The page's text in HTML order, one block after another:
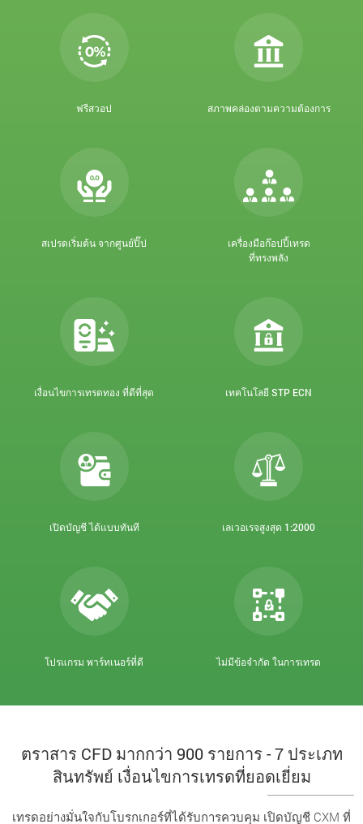
ฟรีสวอป สภาพคล่องตามความต้องการ
สเปรดเริ่มต้น จากศูนย์ปิ๊ป
เครื่องมือก๊อปปี้เทรด
ที่ทรงพลัง
เงื่อนไขการเทรดทอง ที่ดีที่สุด เทคโนโลยี STP ECN
เปิดบัญชี ได้แบบทันที เลเวอเรจสูงสุด 1:2000
โปรแกรม พาร์ทเนอร์ที่ดี ไม่มีข้อจำกัด ในการเทรด
ตราสาร CFD มากกว่า 900 รายการ - 7 ประเภท
สินทรัพย์ เงื่อนไขการเทรดที่ยอดเยี่ยม
เทรดอย่างมั่นใจกับโบรกเกอร์ที่ได้รับการควบคุม เปิดบัญชี CXM ที่